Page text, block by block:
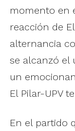
momento en
reacción de
alternancia
se alcanzó el
un
El Pilar-UPV
En el partido